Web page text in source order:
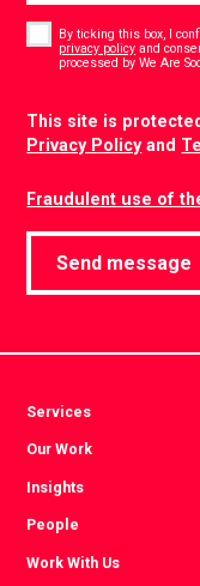
By ticking this box, I
privacy policy and
processed by We Are
This site is
Privacy Policyand
Fraudulent use of
Send message
Services
Our Work
Insights
People
Work With Us